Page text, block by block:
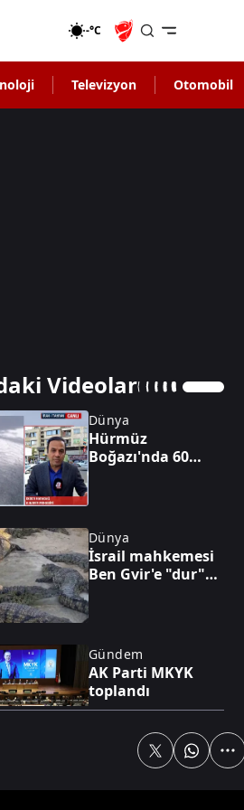
-°C
Televizyon Otomobil
Videolar
Dünya
Hürmüz
Boğazı'nda 60
Dünya
İsrail mahkemesi
Ben Gvir'e "dur"
Gündem
AK Parti MKYK
toplandı
Abdullah